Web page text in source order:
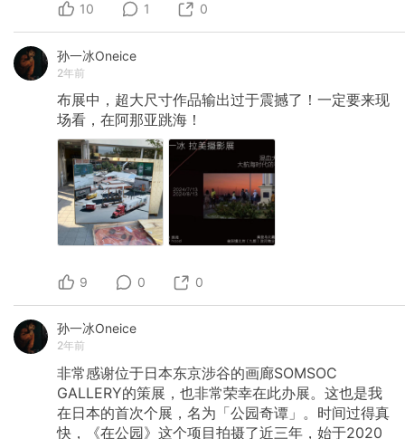
10 1 0
孙一冰Oneice
2年前
布展中，超大尺寸作品输出过于震撼了！一定要来现
场看，在阿那亚跳海！
9 0 0
孙一冰Oneice
2年前
非常感谢位于日本东京涉谷的画廊SOMSOC
GALLERY的策展，也非常荣幸在此办展。这也是我
在日本的首次个展，名为「公园奇谭」。时间过得真
快，《在公园》这个项目拍摄了近三年，始于2020